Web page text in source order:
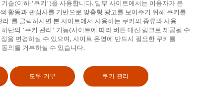
자 대표인 샤미나 싱은 "데이터는
의 격차를 해소할 수 있는 잠재력을
다. "우리는 사회적 영향력을 위한
창출할 수 있도록 필요한 작업을
이터닷오알지의 전무이사
다닐
)와 함께 사회적 영향력을 위한 초기
술(이하 '쿠키')을 사용합니다. 일부 사이트에서는 이용자가 본
활동과 관심사를 기반으로 맞춤형 광고를 보여주기 위해 쿠키를
'를 클릭하시면 본 사이트에서 사용하는 쿠키의 종류와 사용
단의 '쿠키 관리' 기능(사이트에 따라 버튼 대신 링크로 제공될 수
을 변경하실 수 있으며, 사이트 운영에 반드시 필요한 쿠키를
의를 거부하실 수 있습니다.
모두 거부 쿠키 관리